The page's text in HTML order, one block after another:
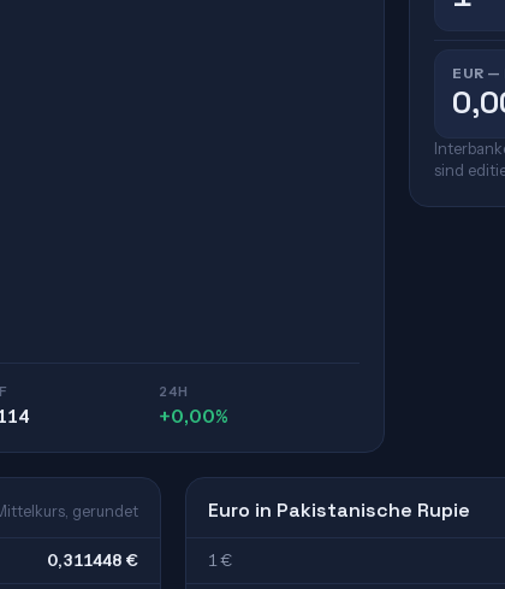
24H
+0,00%
EUR —
sind
gerundet
0,311448 €
Euro in Pakistanische Rupie
1 €